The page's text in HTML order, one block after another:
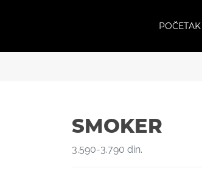
POČETAK
SMOKER
3.590-3.790 din.